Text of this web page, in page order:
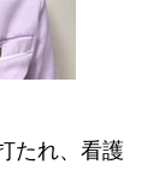
たれ、看護